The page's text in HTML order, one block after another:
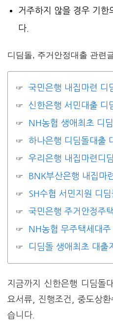
거주하지 않을 경우 기한
다.
디딤돌, 주거안정대출 관련
국민은행 내집마련 디
신한은행 서민대출 디
NH농협 생애최초 디
하나은행 디딤돌대출
우리은행 내집마련디
BNK부산은행 내집마
SH수협 서민지원 디
국민은행 주거안정주
NH농협 무주택세대
디딤돌 생애최초 대출
지금까지 신한은행 디딤돌
요서류, 진행조건, 중도상
습니다.